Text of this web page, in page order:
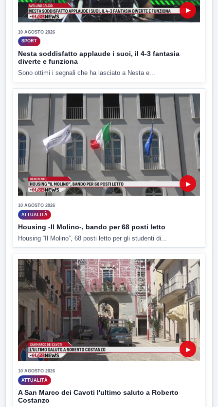
▶
10 AGOSTO 2026
SPORT
Nesta soddisfatto applaude i suoi, il 4-3 fantasia
diverte e funziona
Sono ottimi i segnali che ha lasciato a Nesta e...
▶
10 AGOSTO 2026
ATTUALITÀ
Housing -Il Molino-, bando per 68 posti letto
Housing “Il Molino”, 68 posti letto per gli studenti di...
▶
10 AGOSTO 2026
ATTUALITÀ
A San Marco dei Cavoti l'ultimo saluto a Roberto
Costanzo